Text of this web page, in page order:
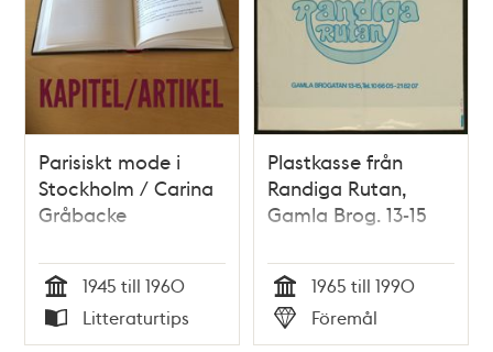
Parisiskt mode i
Stockholm / Carina
Gråbacke
Tid
1945 till 1960
Typ
Litteraturtips
Plastkasse från
Randiga Rutan,
Gamla Brog. 13-15
Tid
1965 till 1990
Typ
Föremål